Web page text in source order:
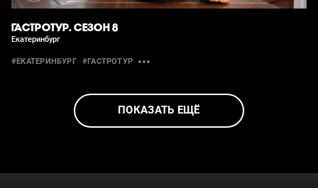
ГАСТРОТУР. СЕЗОН 8
Екатеринбург
#ЕКАТЕРИНБУРГ #ГАСТРОТУР
ПОКАЗАТЬ ЕЩЁ